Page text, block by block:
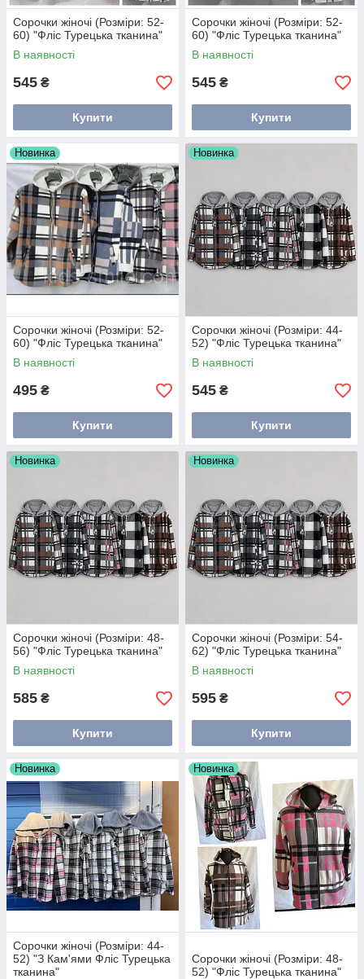
Сорочки жіночі (Розміри: 52-
60) "Фліс Турецька тканина"
В наявності
545 ₴
Купити
Сорочки жіночі (Розміри: 52-
60) "Фліс Турецька тканина"
В наявності
545 ₴
Купити
Новинка
Сорочки жіночі (Розміри: 52-
60) "Фліс Турецька тканина"
В наявності
495 ₴
Купити
Новинка
Сорочки жіночі (Розміри: 44-
52) "Фліс Турецька тканина"
В наявності
545 ₴
Купити
Новинка
Сорочки жіночі (Розміри: 48-
56) "Фліс Турецька тканина"
В наявності
585 ₴
Купити
Новинка
Сорочки жіночі (Розміри: 54-
62) "Фліс Турецька тканина"
В наявності
595 ₴
Купити
Новинка
Сорочки жіночі (Розміри: 44-
52) "З Кам'ями Фліс Турецька
тканина"
Новинка
Сорочки жіночі (Розміри: 48-
52) "Фліс Турецька тканина"